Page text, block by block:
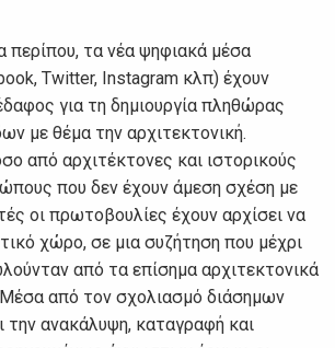
περίπου, τα νέα ψηφιακά μέσα
Twitter, Instagram κλπ) έχουν
για τη δημιουργία πληθώρας
με θέμα την αρχιτεκτονική.
από αρχιτέκτονες και ιστορικούς
που δεν έχουν άμεση σχέση με
οι πρωτοβουλίες έχουν αρχίσει να
χώρο, σε μια συζήτηση που μέχρι
από τα επίσημα αρχιτεκτονικά
από τον σχολιασμό διάσημων
την ανακάλυψη, καταγραφή και